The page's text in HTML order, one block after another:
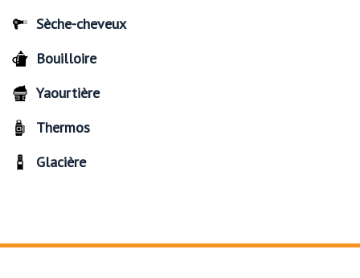
Sèche-cheveux
Bouilloire
Yaourtière
Thermos
Glacière